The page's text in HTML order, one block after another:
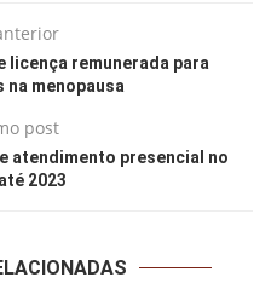
licença remunerada para
menopausa
post
atendimento presencial no
2023